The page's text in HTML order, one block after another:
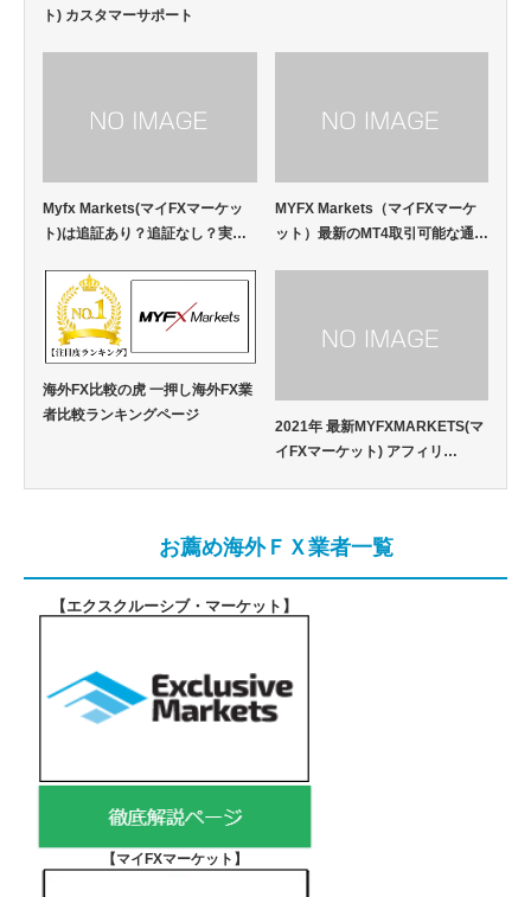
ト) カスタマーサポート
Myfx Markets(マイFXマーケッ
ト)は追証あり？追証なし？実…
MYFX Markets（マイFXマーケ
ット）最新のMT4取引可能な通…
海外FX比較の虎 一押し海外FX業
者比較ランキングページ
2021年 最新MYFXMARKETS(マ
イFXマーケット) アフィリ…
お薦め海外ＦＸ業者一覧
【エクスクルーシブ・マーケット 】
【マイFXマーケット 】